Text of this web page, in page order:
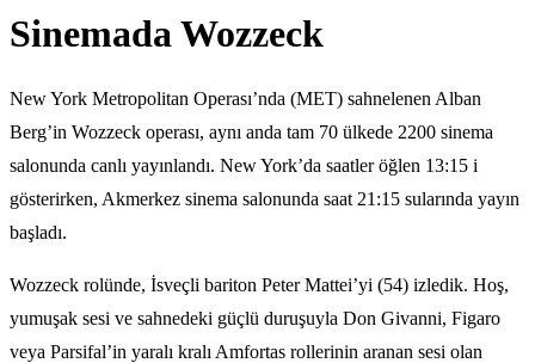
Sinemada Wozzeck
New York Metropolitan Operası’nda (MET) sahnelenen Alban
Berg’in Wozzeck operası, aynı anda tam 70 ülkede 2200 sinema
salonunda canlı yayınlandı. New York’da saatler öğlen 13:15 i
gösterirken, Akmerkez sinema salonunda saat 21:15 sularında yayın
başladı.
Wozzeck rolünde, İsveçli bariton Peter Mattei’yi (54) izledik. Hoş,
yumuşak sesi ve sahnedeki güçlü duruşuyla Don Givanni, Figaro
veya Parsifal’in yaralı kralı Amfortas rollerinin aranan sesi olan